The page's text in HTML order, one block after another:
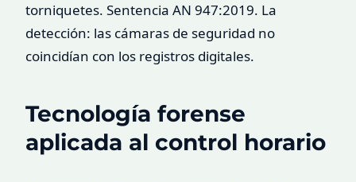
torniquetes. Sentencia AN 947:2019. La
detección: las cámaras de seguridad no
coincidían con los registros digitales.
Tecnología forense
aplicada al control horario